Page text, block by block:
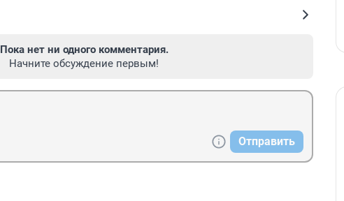
Пока нет ни одного комментария.
Начните обсуждение первым!
Отправить